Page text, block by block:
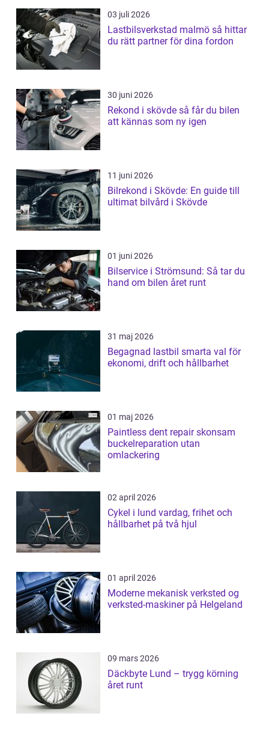
03 juli 2026
Lastbilsverkstad malmö så hittar
du rätt partner för dina fordon
30 juni 2026
Rekond i skövde så får du bilen
att kännas som ny igen
11 juni 2026
Bilrekond i Skövde: En guide till
ultimat bilvård i Skövde
01 juni 2026
Bilservice i Strömsund: Så tar du
hand om bilen året runt
31 maj 2026
Begagnad lastbil smarta val för
ekonomi, drift och hållbarhet
01 maj 2026
Paintless dent repair skonsam
buckelreparation utan
omlackering
02 april 2026
Cykel i lund vardag, frihet och
hållbarhet på två hjul
01 april 2026
Moderne mekanisk verksted og
verksted-maskiner på Helgeland
09 mars 2026
Däckbyte Lund – trygg körning
året runt